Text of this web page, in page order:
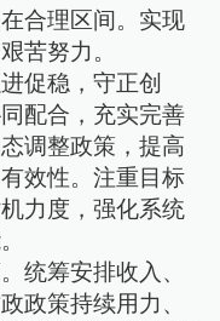
合理区间。实现
苦努力。
促稳，守正创
配合，充实完善
调整政策，提高
效性。注重目标
力度，强化系统
统筹安排收入、
政策持续用力、